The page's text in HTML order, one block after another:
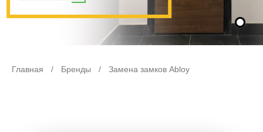
Главная / Бренды / Замена замков Abloy